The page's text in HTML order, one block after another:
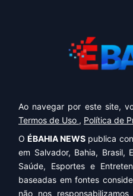
Ao navegar por este site,
Termos de Uso , Política de
OÉBAHIA NEWS publica
em Salvador, Bahia, Brasil,
Saúde, Esportes e
baseadas em fontes
não nos